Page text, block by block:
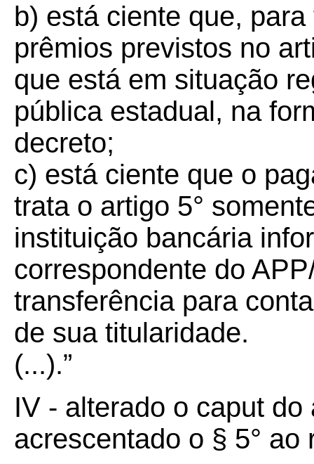
b) está ciente que,
prêmios previstos no
que está em situação
pública estadual, na
decreto;
c) está ciente que o
trata o artigo 5°
instituição bancária
correspondente do
transferência para
de sua titularidade.
(...).”
IV - alterado o caput
acrescentado o § 5° ao